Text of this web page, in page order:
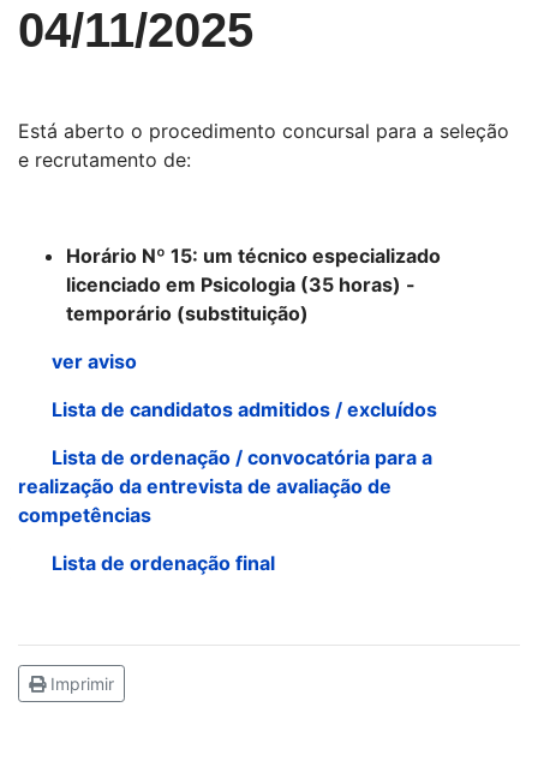
04/11/2025
Está aberto o procedimento concursal para a seleção
e recrutamento de:
Horário Nº 15: um técnico especializado
licenciado em Psicologia (35 horas) -
temporário (substituição)
ver aviso
Lista de candidatos admitidos / excluídos
Lista de ordenação / convocatória para a
realização da entrevista de avaliação de
competências
Lista de ordenação final
Imprimir